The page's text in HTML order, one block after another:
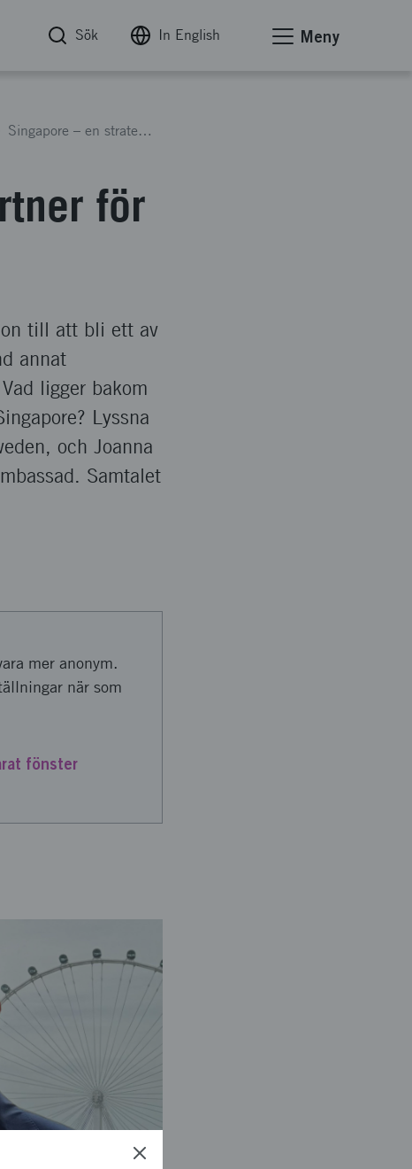
Sök In English Meny
Singapore – en strategisk partner för svensk innovation
för
till att bli ett av
annat
ligger bakom
Lyssna
och Joanna
Samtalet
mer anonym.
när som
fönster